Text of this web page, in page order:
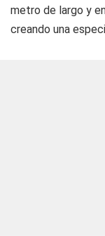
metro de largo y
creando una